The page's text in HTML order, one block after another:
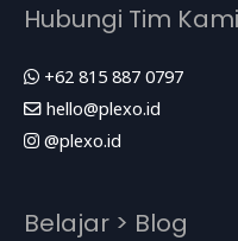
Hubungi Tim Kami
+62 815 887 0797
hello@plexo.id
@plexo.id
Belajar > Blog